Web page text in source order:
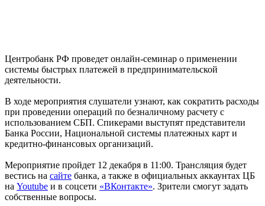
Центробанк РФ проведет онлайн-семинар о применении
системы быстрых платежей в предпринимательской
деятельности.
В ходе мероприятия слушатели узнают, как сократить расходы
при проведении операций по безналичному расчету с
использованием СБП. Спикерами выступят представители
Банка России, Национальной системы платежных карт и
кредитно-финансовых организаций.
Мероприятие пройдет 12 декабря в 11:00. Трансляция будет
вестись на сайте банка, а также в официальных аккаунтах ЦБ
на Youtube и в соцсети «ВКонтакте». Зрители смогут задать
собственные вопросы.